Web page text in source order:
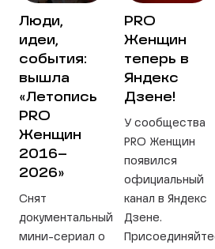
Люди,
идеи,
события:
вышла
«Летопись
PRO
Женщин
2016–
2026»
Снят
документальный
мини-сериал о
PRO
Женщин
теперь в
Яндекс
Дзене!
У сообщества
PRO Женщин
появился
официальный
канал в Яндекс
Дзене.